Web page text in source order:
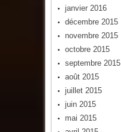
janvier 2016
décembre 2015
novembre 2015
octobre 2015
septembre 2015
août 2015
juillet 2015
juin 2015
mai 2015